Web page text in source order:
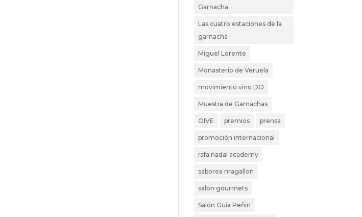
Garnacha
Las cuatro estaciones de la
garnacha
Miguel Lorente
Monasterio de Veruela
movimiento vino DO
Muestra de Garnachas
OIVE premios prensa
promoción internacional
rafa nadal academy
saborea magallon
salon gourmets
Salón Guía Peñin